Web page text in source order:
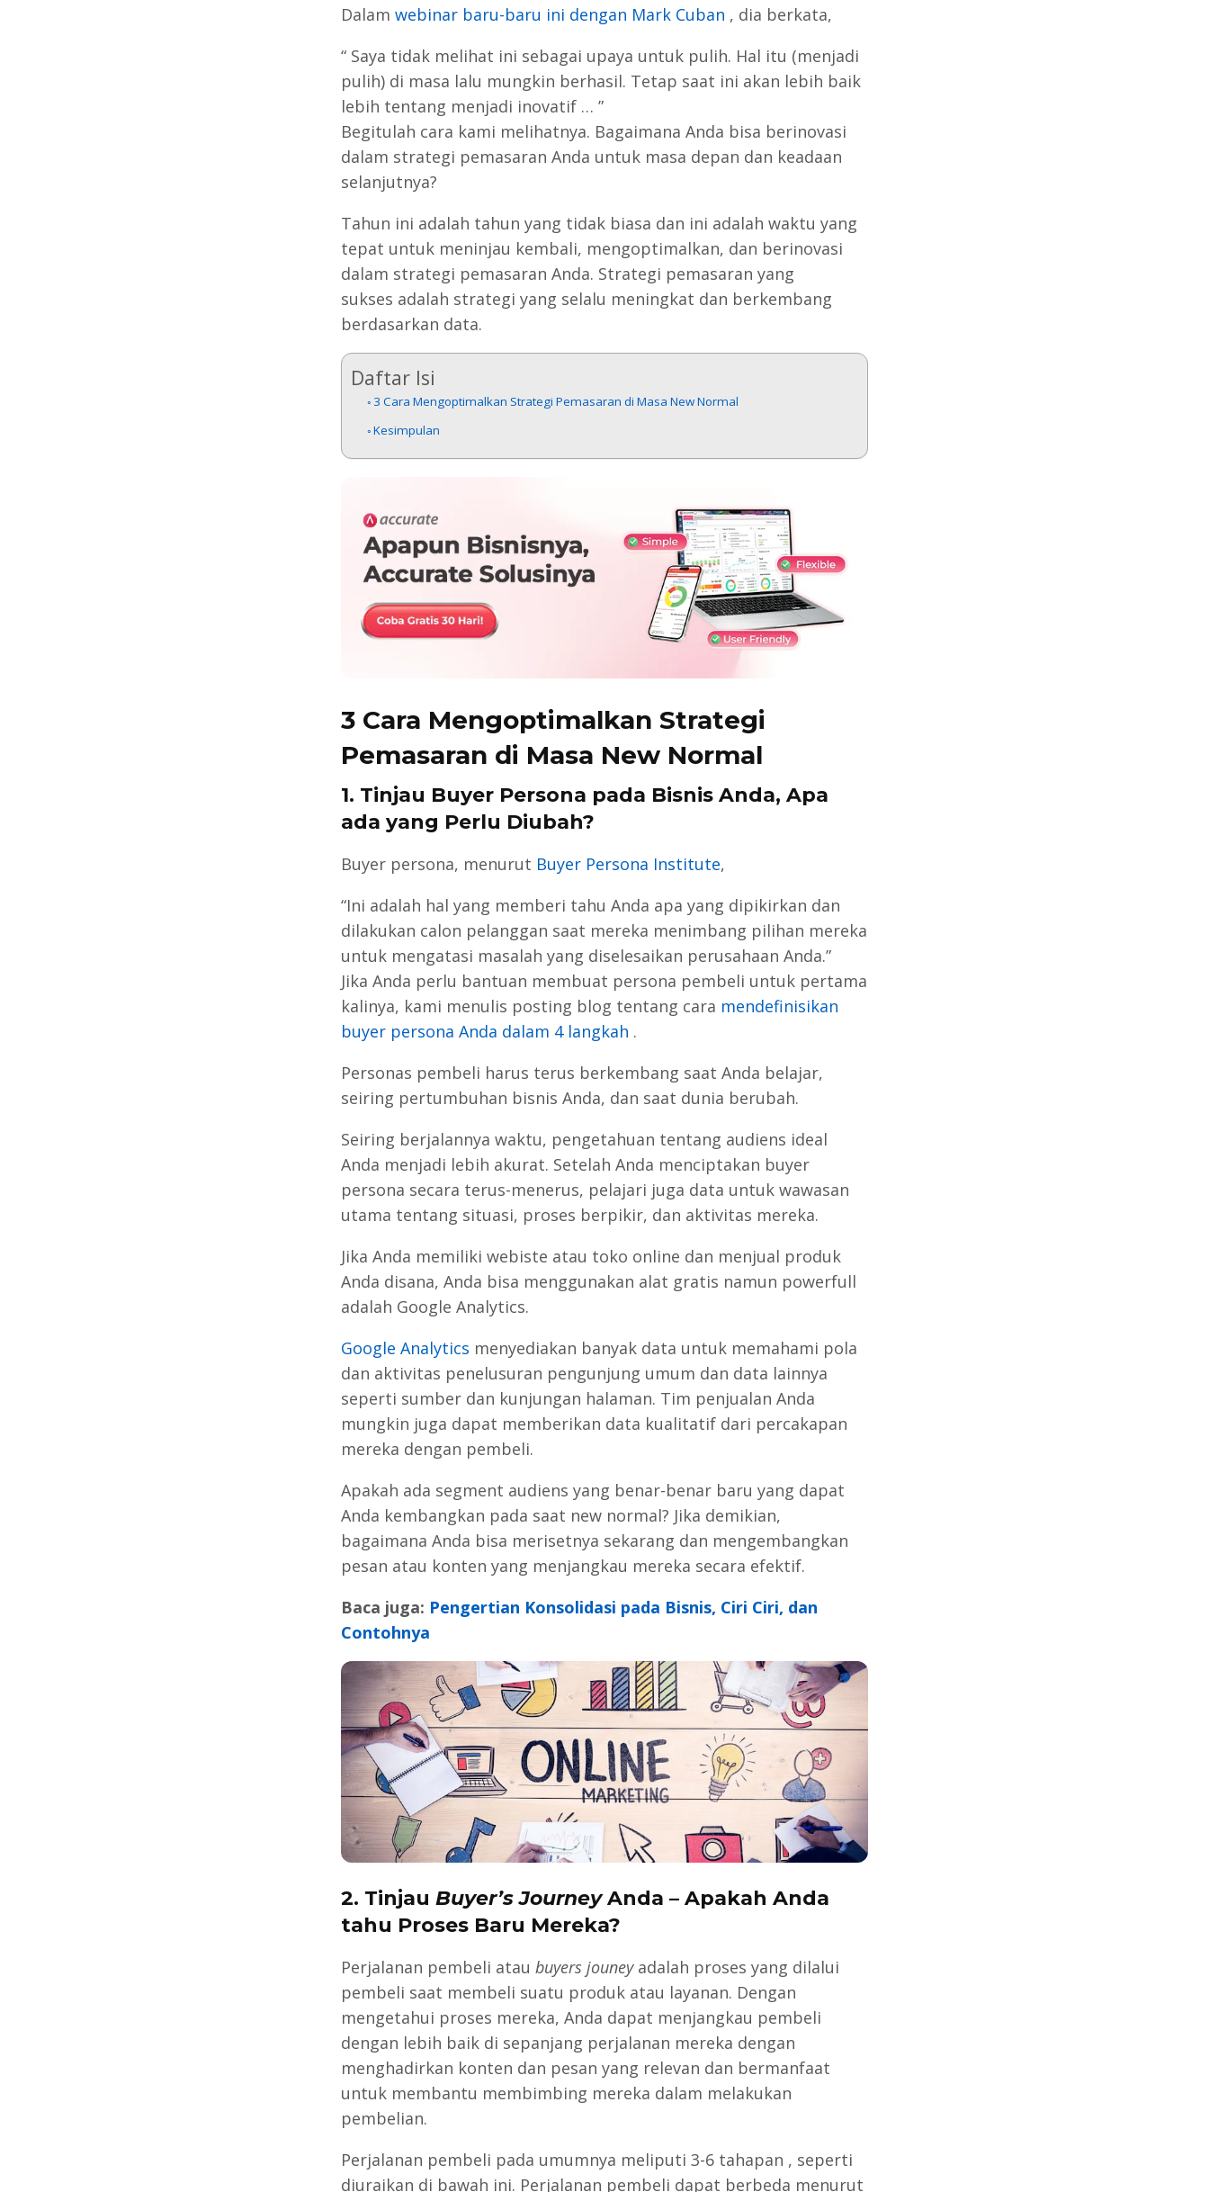
Dalam webinarbaru-baru ini dengan Mark Cuban , dia berkata,
“ Saya tidak melihat ini sebagai upaya untuk pulih. Hal itu (menjadi
pulih) di masa lalu mungkin berhasil. Tetap saat ini akan lebih baik
lebih tentang menjadi inovatif … ”
Begitulah cara kami melihatnya. Bagaimana Anda bisa berinovasi
dalam strategi pemasaran Anda untuk masa depan dan keadaan
selanjutnya?
Tahun ini adalah tahun yang tidak biasa dan ini adalah waktu yang
tepat untuk meninjau kembali, mengoptimalkan, dan berinovasi
dalam strategi pemasaran Anda. Strategi pemasaran yang
sukses adalah strategi yang selalu meningkat dan berkembang
berdasarkan data.
Daftar Isi
3 Cara Mengoptimalkan Strategi Pemasaran di Masa New Normal
Kesimpulan
3 Cara Mengoptimalkan Strategi
Pemasaran di Masa New Normal
1. Tinjau Buyer Persona pada Bisnis Anda, Apa
ada yang Perlu Diubah?
Buyer persona, menurut Buyer Persona Institute,
“Ini adalah hal yang memberi tahu Anda apa yang dipikirkan dan
dilakukan calon pelanggan saat mereka menimbang pilihan mereka
untuk mengatasi masalah yang diselesaikan perusahaan Anda.”
Jika Anda perlu bantuan membuat persona pembeli untuk pertama
kalinya, kami menulis posting blog tentang cara mendefinisikan
buyer persona Anda dalam 4 langkah .
Personas pembeli harus terus berkembang saat Anda belajar,
seiring pertumbuhan bisnis Anda, dan saat dunia berubah.
Seiring berjalannya waktu, pengetahuan tentang audiens ideal
Anda menjadi lebih akurat. Setelah Anda menciptakan buyer
persona secara terus-menerus, pelajari juga data untuk wawasan
utama tentang situasi, proses berpikir, dan aktivitas mereka.
Jika Anda memiliki webiste atau toko online dan menjual produk
Anda disana, Anda bisa menggunakan alat gratis namun powerfull
adalah Google Analytics.
Google Analytics menyediakan banyak data untuk memahami pola
dan aktivitas penelusuran pengunjung umum dan data lainnya
seperti sumber dan kunjungan halaman. Tim penjualan Anda
mungkin juga dapat memberikan data kualitatif dari percakapan
mereka dengan pembeli.
Apakah ada segment audiens yang benar-benar baru yang dapat
Anda kembangkan pada saat new normal? Jika demikian,
bagaimana Anda bisa merisetnya sekarang dan mengembangkan
pesan atau konten yang menjangkau mereka secara efektif.
Baca juga: Pengertian Konsolidasi pada Bisnis, Ciri Ciri, dan
Contohnya
2. Tinjau Buyer’s JourneyAnda – Apakah Anda
tahu Proses Baru Mereka?
Perjalanan pembeli atau buyers jouneyadalah proses yang dilalui
pembeli saat membeli suatu produk atau layanan. Dengan
mengetahui proses mereka, Anda dapat menjangkau pembeli
dengan lebih baik di sepanjang perjalanan mereka dengan
menghadirkan konten dan pesan yang relevan dan bermanfaat
untuk membantu membimbing mereka dalam melakukan
pembelian.
Perjalanan pembeli pada umumnya meliputi 3-6 tahapan , seperti
diuraikan di bawah ini. Perjalanan pembeli dapat berbeda menurut